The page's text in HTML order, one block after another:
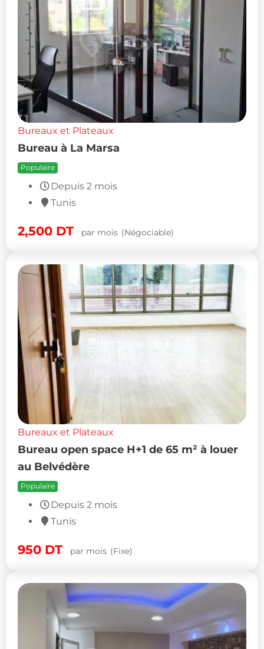
Bureaux et Plateaux
Bureau à La Marsa
Populaire
Depuis 2 mois
Tunis
2,500 DT par mois (Négociable)
Bureaux et Plateaux
Bureau open space H+1 de 65 m² à louer
au Belvédère
Populaire
Depuis 2 mois
Tunis
950 DT par mois (Fixe)